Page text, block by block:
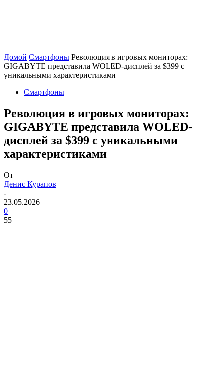
Домой Смартфоны Революция в игровых мониторах:
GIGABYTE представила WOLED-дисплей за $399 с
уникальными характеристиками
Смартфоны
Революция в игровых мониторах:
GIGABYTE представила WOLED-
дисплей за $399 с уникальными
характеристиками
От
Денис Курапов
-
23.05.2026
0
55